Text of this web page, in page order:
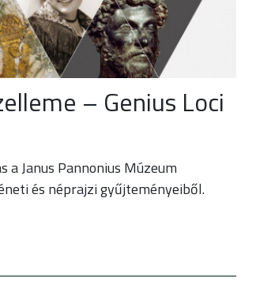
– Genius Loci
a Janus Pannonius Múzeum
és néprajzi gyűjteményeiből.